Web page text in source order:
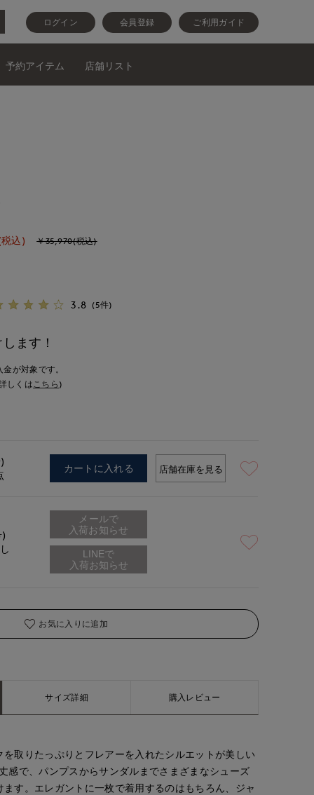
ログイン 会員登録 ご利用ガイド
予約アイテム 店舗リスト
税込) ￥35,970(税込)
3.8 (5件)
ます！
が対象です。
しくはこちら )
カートに入れる 店舗在庫を見る
メールで
入荷お知らせ
お気に入りに追加
サイズ詳細 購入レビュー
取りたっぷりとフレアーを入れたシルエットが美しい
感で、パンプスからサンダルまでさまざまなシューズ
す。エレガントに一枚で着用するのはもちろん、ジャ